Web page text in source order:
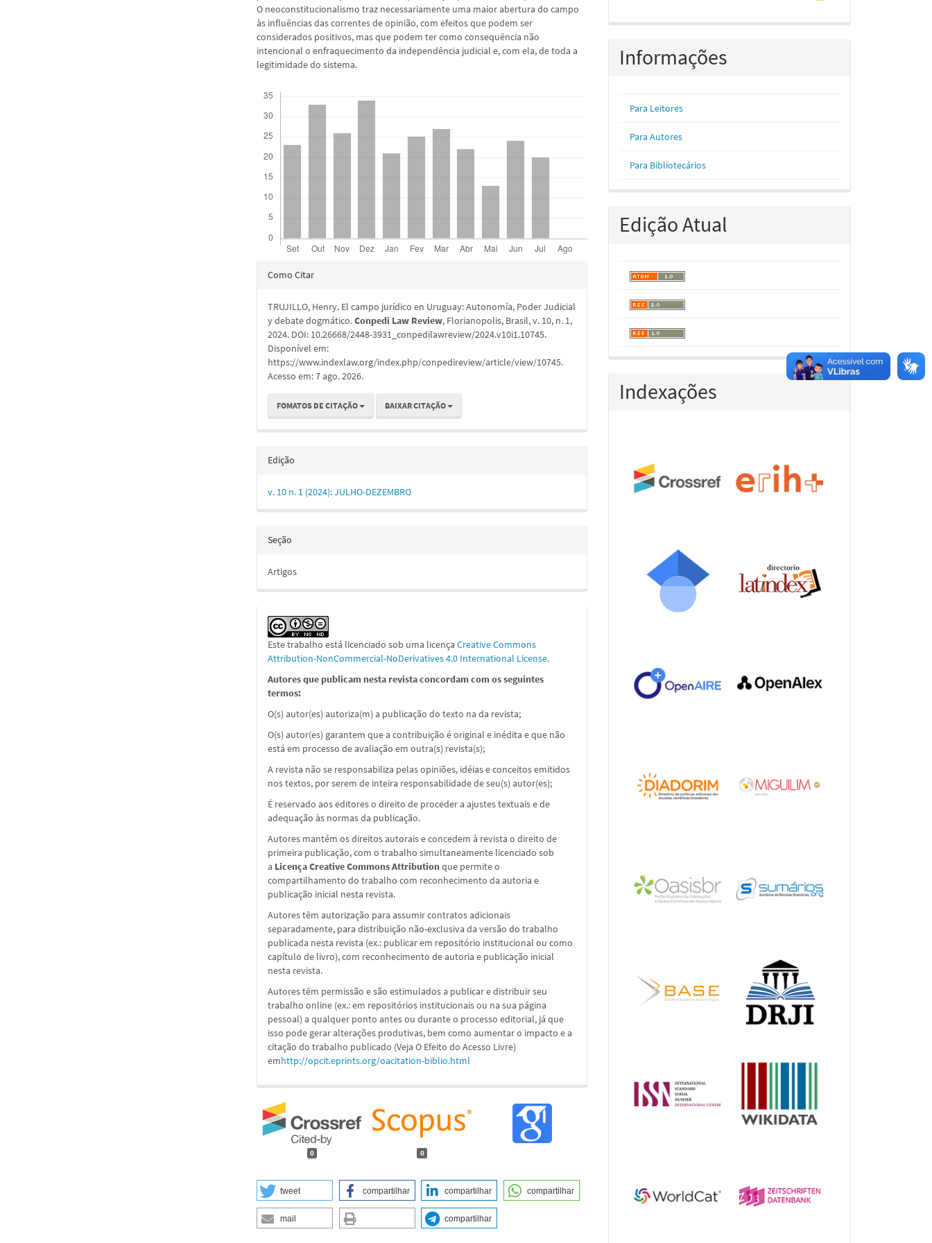
O neoconstitucionalismo traz necessariamente uma maior abertura do campo
às influências das correntes de opinião, com efeitos que podem ser
considerados positivos, mas que podem ter como consequência não
intencional o enfraquecimento da independência judicial e, com ela, de toda a
legitimidade do sistema.
Detalhes
artigo
Como Citar
TRUJILLO, Henry. El campo jurídico en Uruguay: Autonomía, Poder Judicial
y debate dogmático.Conpedi Law Review, Florianopolis, Brasil, v. 10, n. 1,
2024. DOI: 10.26668/2448-3931_conpedilawreview/2024.v10i1.10745.
Disponível em:
https://www.indexlaw.org/index.php/conpedireview/article/view/10745.
Acesso em: 7 ago. 2026.
FOMATOS DE CITAÇÃO BAIXAR CITAÇÃO
Edição
v. 10 n. 1 (2024): JULHO-DEZEMBRO
Seção
Artigos
Este trabalho está licenciado sob uma licençaCreative Commons
Attribution-NonCommercial-NoDerivatives 4.0 International License.
Autores que publicam nesta revista concordam com os seguintes
termos:
O(s) autor(es) autoriza(m) a publicação do texto na da revista;
O(s) autor(es) garantem que a contribuição é original e inédita e que não
está em processo de avaliação em outra(s) revista(s);
A revista não se responsabiliza pelas opiniões, idéias e conceitos emitidos
nos textos, por serem de inteira responsabilidade de seu(s) autor(es);
É reservado aos editores o direito de proceder a ajustes textuais e de
adequação às normas da publicação.
Autores mantém os direitos autorais e concedem à revista o direito de
primeira publicação, com o trabalho simultaneamente licenciado sob
a Licença Creative Commons Attributionque permite o
compartilhamento do trabalho com reconhecimento da autoria e
publicação inicial nesta revista.
Autores têm autorização para assumir contratos adicionais
separadamente, para distribuição não-exclusiva da versão do trabalho
publicada nesta revista (ex.: publicar em repositório institucional ou como
capítulo de livro), com reconhecimento de autoria e publicação inicial
nesta revista.
Autores têm permissão e são estimulados a publicar e distribuir seu
trabalho online (ex.: em repositórios institucionais ou na sua página
pessoal) a qualquer ponto antes ou durante o processo editorial, já que
isso pode gerar alterações produtivas, bem como aumentar o impacto e a
citação do trabalho publicado (Veja O Efeito do Acesso Livre)
emhttp://opcit.eprints.org/oacitation-biblio.html
0 0
tweet compartilhar compartilhar compartilhar
mail compartilhar
Informações
Para Leitores
Para Autores
Para Bibliotecários
Edição Atual
Indexações